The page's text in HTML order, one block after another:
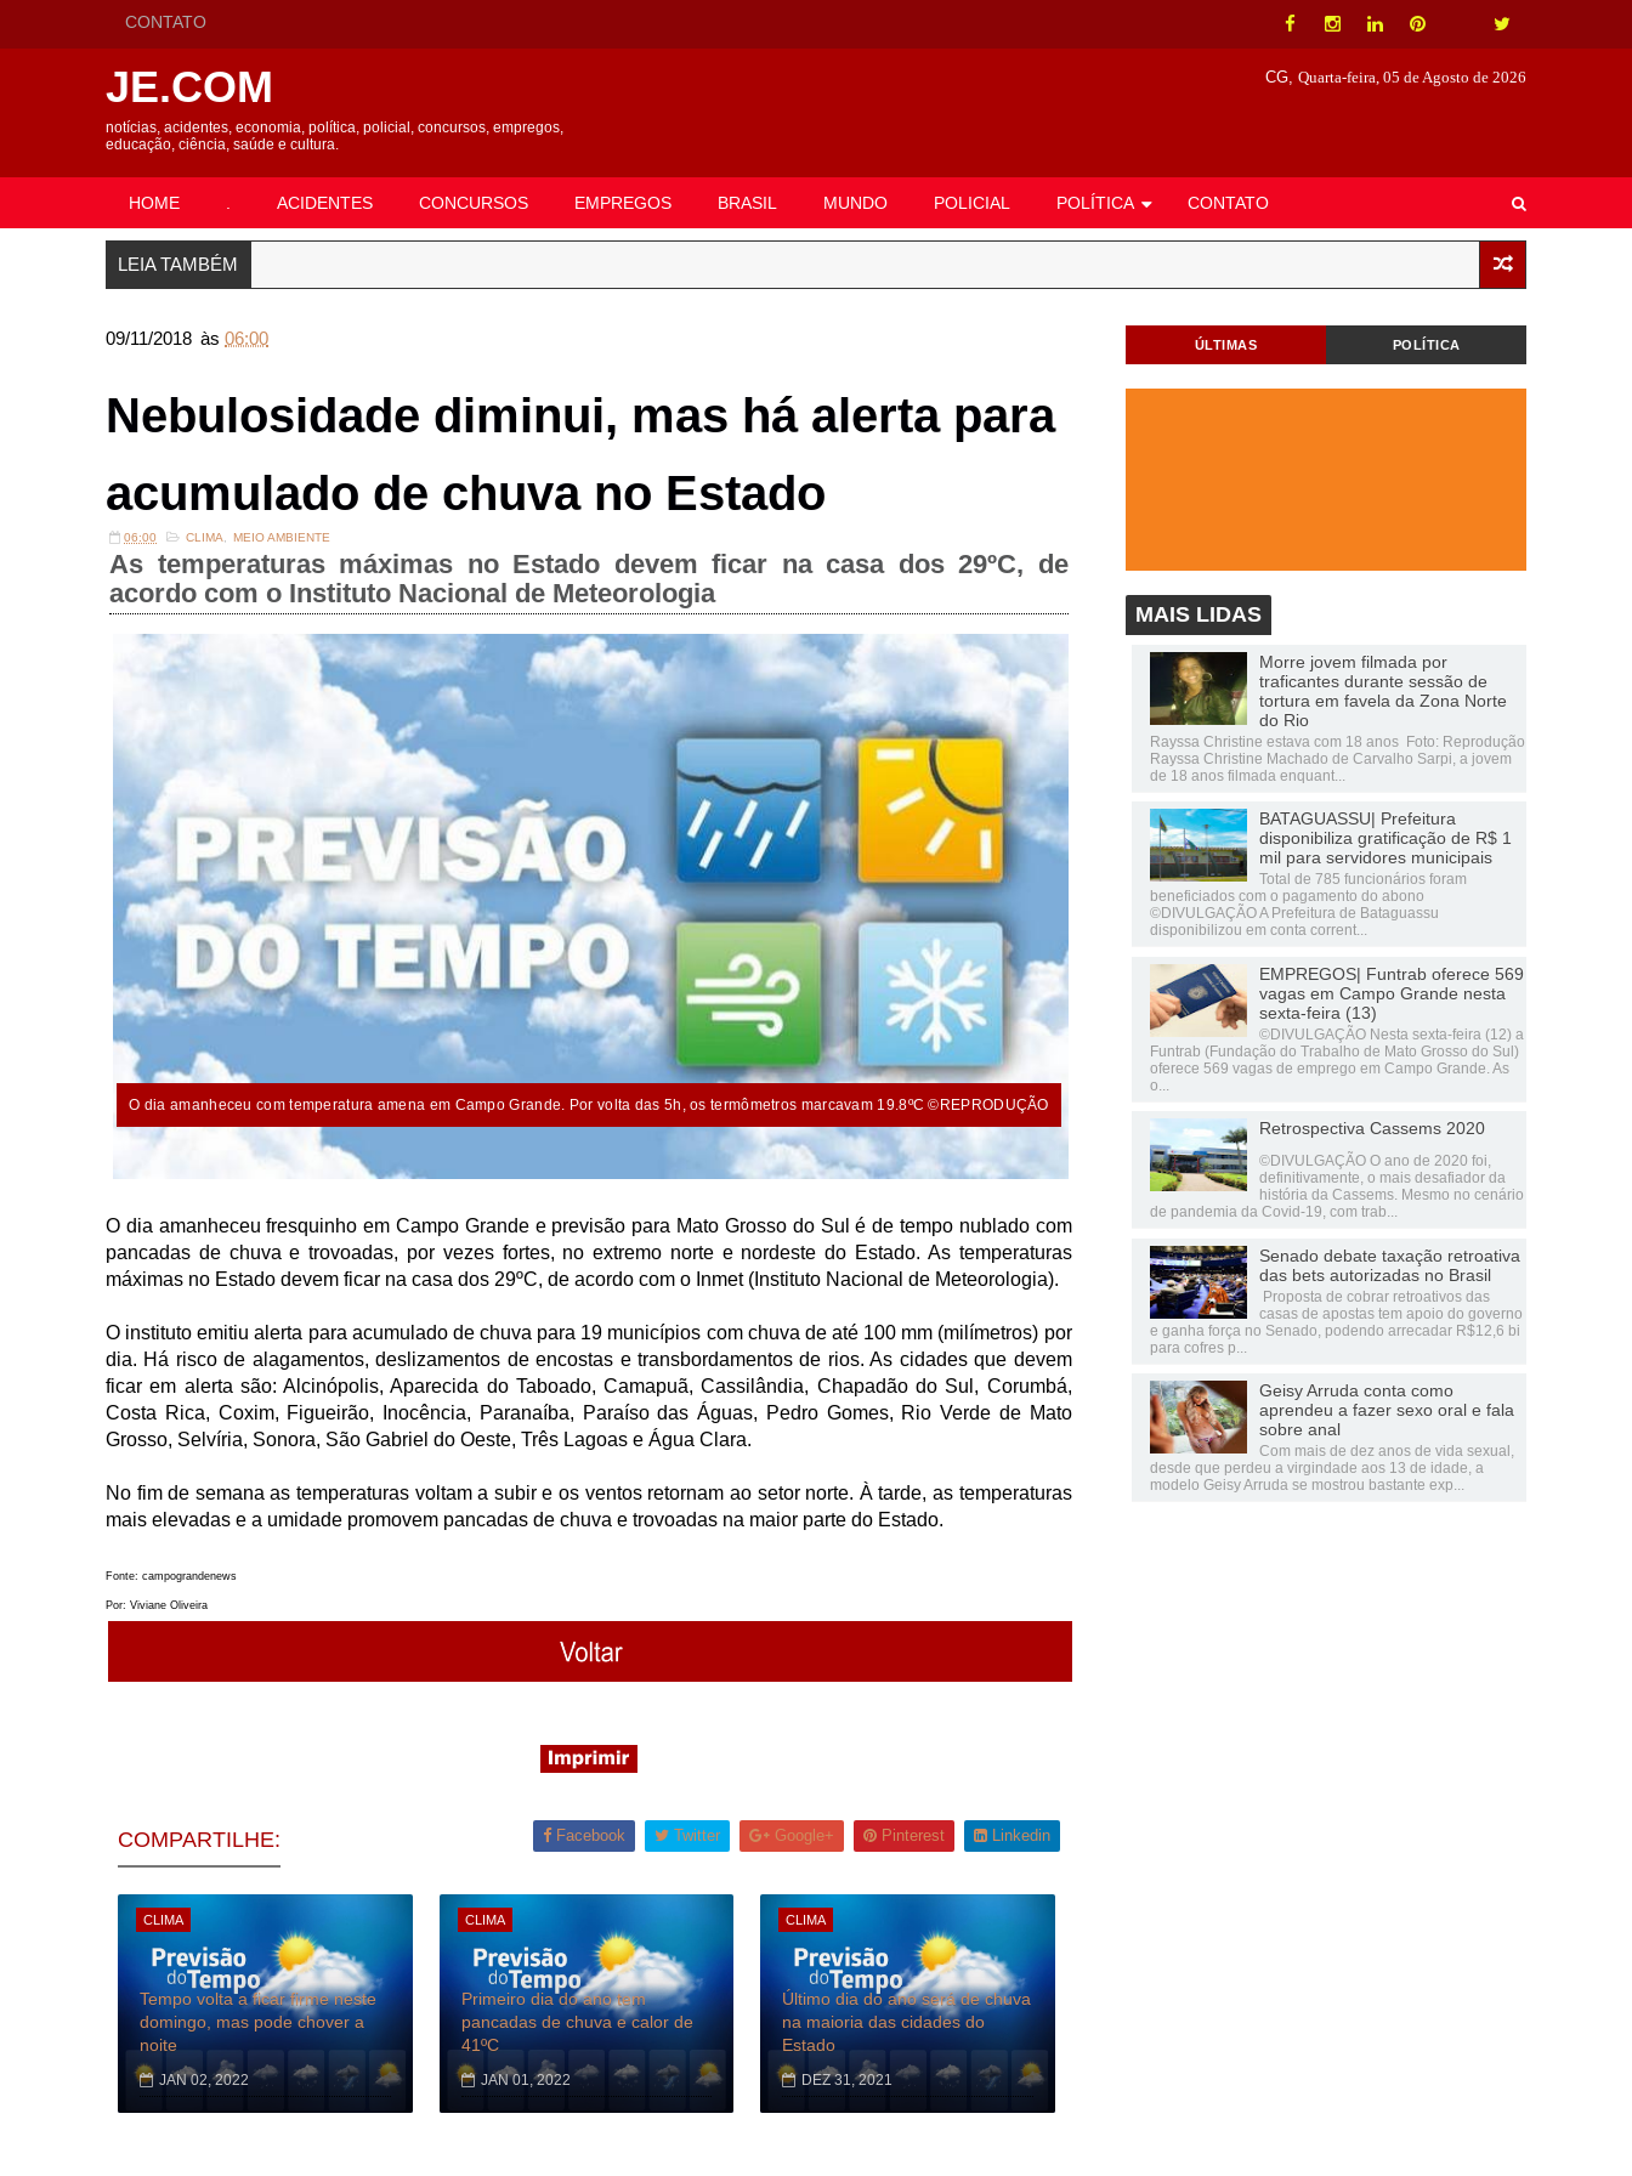
CONTATO
JE.COM
notícias, acidentes, economia, política, policial, concursos, empregos,
educação, ciência, saúde e cultura.
CG, Quarta-feira, 05 de Agosto de 2026
HOME ACIDENTES CONCURSOS EMPREGOS BRASIL MUNDO POLICIAL POLÍTICA CONTATO
LEIA TAMBÉM
09/11/2018 às 06:00
Nebulosidade diminui, mas há alerta para
acumulado de chuva no Estado
06:00 CLIMA MEIO AMBIENTE
As temperaturas máximas no Estado devem ficar na casa dos 29ºC, de
acordo com o Instituto Nacional de Meteorologia
O dia amanheceu com temperatura amena em Campo Grande. Por volta das 5h, os termômetros marcavam 19.8ºC ©REPRODUÇÃO
O dia amanheceu fresquinho em Campo Grande e previsão para Mato Grosso do Sul é de tempo nublado com
pancadas de chuva e trovoadas, por vezes fortes, no extremo norte e nordeste do Estado. As temperaturas
máximas no Estado devem ficar na casa dos 29ºC, de acordo com o Inmet (Instituto Nacional de Meteorologia).
O instituto emitiu alerta para acumulado de chuva para 19 municípios com chuva de até 100 mm (milímetros) por
dia. Há risco de alagamentos, deslizamentos de encostas e transbordamentos de rios. As cidades que devem
ficar em alerta são: Alcinópolis, Aparecida do Taboado, Camapuã, Cassilândia, Chapadão do Sul, Corumbá,
Costa Rica, Coxim, Figueirão, Inocência, Paranaíba, Paraíso das Águas, Pedro Gomes, Rio Verde de Mato
Grosso, Selvíria, Sonora, São Gabriel do Oeste, Três Lagoas e Água Clara.
No fim de semana as temperaturas voltam a subir e os ventos retornam ao setor norte. À tarde, as temperaturas
mais elevadas e a umidade promovem pancadas de chuva e trovoadas na maior parte do Estado.
Fonte: campograndenews
Por: Viviane Oliveira
COMPARTILHE: Facebook Twitter Google+ Pinterest Linkedin
CLIMA
Tempo volta a ficar firme neste
domingo, mas pode chover a
noite
JAN 02, 2022
CLIMA
Primeiro dia do ano tem
pancadas de chuva e calor de
41ºC
JAN 01, 2022
CLIMA
Último dia do ano será de chuva
na maioria das cidades do
Estado
DEZ 31, 2021
ÚLTIMAS POLÍTICA
MAIS LIDAS
Morre jovem filmada por
traficantes durante sessão de
tortura em favela da Zona Norte
do Rio
Rayssa Christine estava com 18 anos Foto: Reprodução
Rayssa Christine Machado de Carvalho Sarpi, a jovem
de 18 anos filmada enquant...
BATAGUASSU| Prefeitura
disponibiliza gratificação de R$ 1
mil para servidores municipais
Total de 785 funcionários foram
beneficiados com o pagamento do abono
©DIVULGAÇÃO A Prefeitura de Bataguassu
disponibilizou em conta corrent...
EMPREGOS| Funtrab oferece 569
vagas em Campo Grande nesta
sexta-feira (13)
©DIVULGAÇÃO Nesta sexta-feira (12) a
Funtrab (Fundação do Trabalho de Mato Grosso do Sul)
oferece 569 vagas de emprego em Campo Grande. As
o...
Retrospectiva Cassems 2020
©DIVULGAÇÃO O ano de 2020 foi,
definitivamente, o mais desafiador da
história da Cassems. Mesmo no cenário
de pandemia da Covid-19, com trab...
Senado debate taxação retroativa
das bets autorizadas no Brasil
Proposta de cobrar retroativos das
casas de apostas tem apoio do governo
e ganha força no Senado, podendo arrecadar R$12,6 bi
para cofres p...
Geisy Arruda conta como
aprendeu a fazer sexo oral e fala
sobre anal
Com mais de dez anos de vida sexual,
desde que perdeu a virgindade aos 13 de idade, a
modelo Geisy Arruda se mostrou bastante exp...